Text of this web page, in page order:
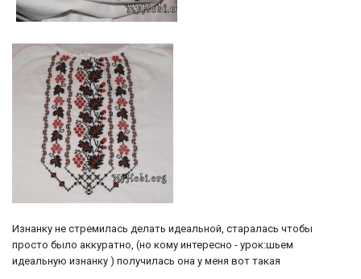
Изнанку не стремилась делать идеальной, старалась чтобы
просто было аккуратно, (но кому интересно - урок:шьем
идеальную изнанку ) получилась она у меня вот такая